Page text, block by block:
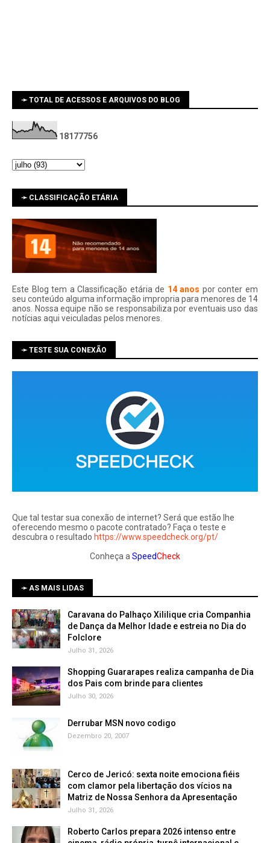
➛ TOTAL DE ACESSOS E ARQUIVOS DO BLOG
1 81 77756
➛ CLASSIFICAÇÃO ETÁRIA
Este Blog tem a Classificação etária de 14 anos por conter em
seu conteúdo alguma informação impropria para menores de 14
anos. Nossa equipe não se responsabiliza por eventuais uso das
notí­cias aqui veiculadas pelos menores.
➛ TESTE SUA CONEXÃO
Que tal testar sua conexão de internet? Será que estão lhe
oferecendo mesmo o pacote contratado? Faça o teste e
descubra o resultado https://www.speedcheck.org/pt/
Conheça a SpeedCheck
➛ AS MAIS LIDAS
Caravana do Palhaço Xililique cria Companhia
de Dança da Melhor Idade e estreia no Dia do
Folclore
Julho 31, 2026
Shopping Guararapes realiza campanha de Dia
dos Pais com brinde para clientes
Julho 30, 2026
Derrubar MSN novo codigo
Dezembro 20, 2007
Cerco de Jericó: sexta noite emociona fiéis
com clamor pela libertação dos vícios na
Matriz de Nossa Senhora da Apresentação
Julho 31, 2026
Roberto Carlos prepara 2026 intenso entre